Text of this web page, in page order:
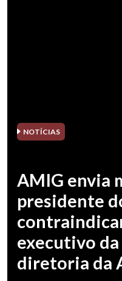
NOTÍCIAS
AMIG envia
presidente
executivo da
diretoria da